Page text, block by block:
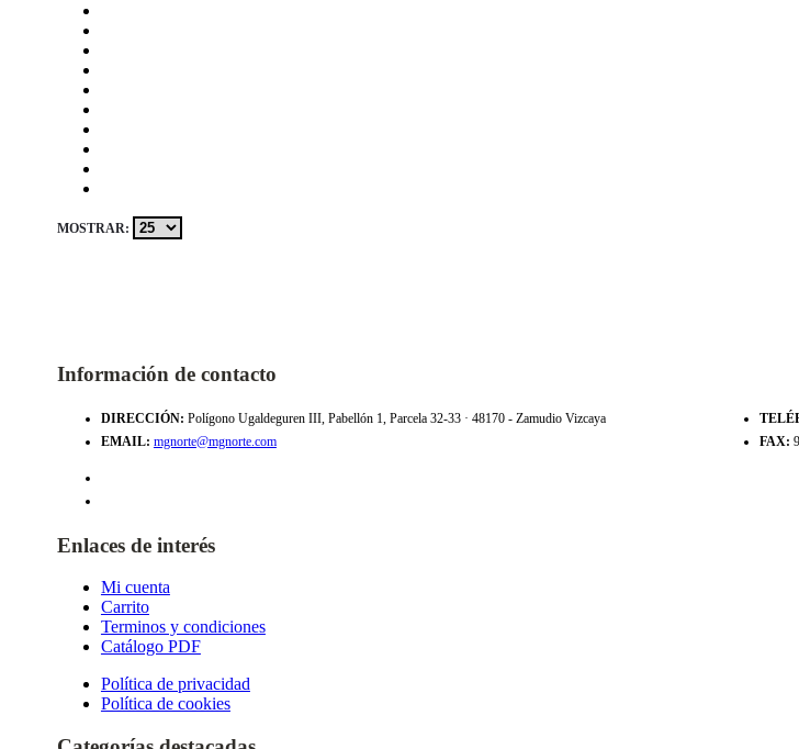
MOSTRAR:
Información de contacto
DIRECCIÓN: Polígono Ugaldeguren III, Pabellón 1, Parcela 32-33 · 48170 - Zamudio Vizcaya
EMAIL: mgnorte@mgnorte.com FAX:
Enlaces de interés
Mi cuenta
Carrito
Terminos y condiciones
Catálogo PDF
Política de privacidad
Política de cookies